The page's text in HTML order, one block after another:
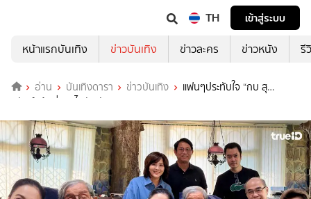
TH
เข้าสู่ระบบ
หน้าแรกบันเทิง
ข่าวบันเทิง ข่าวละคร ข่าวหนัง รี
อ่าน บันเทิงดารา ข่าวบันเทิง
แฟนๆประทับใจ “กบ สุ
วนันท์”เข้าเยี่ยม“ไพรัช สังวริบุตร”